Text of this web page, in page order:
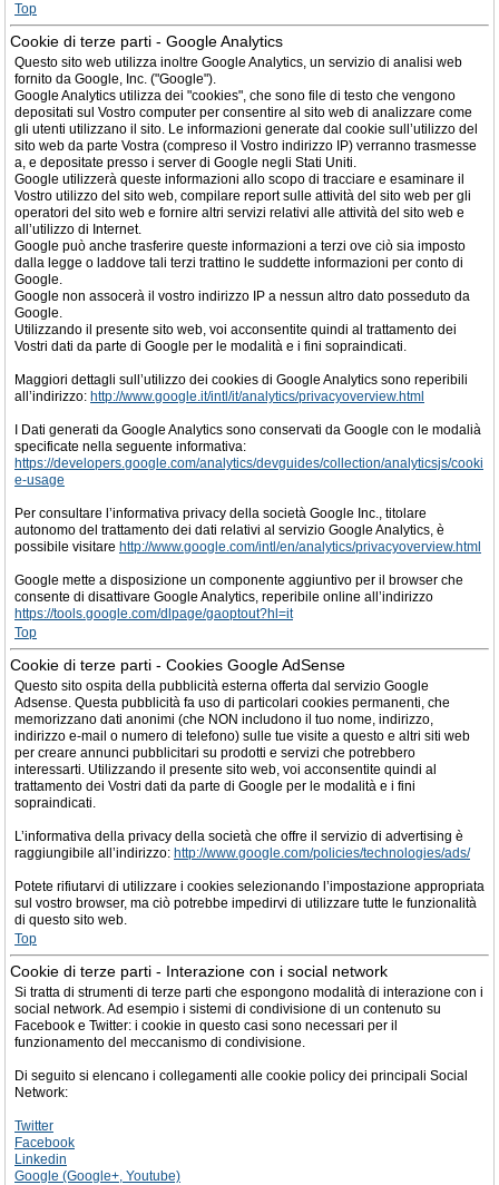
Top
Cookie di terze parti - Google Analytics
Questo sito web utilizza inoltre Google Analytics, un servizio di analisi web
fornito da Google, Inc. ("Google").
Google Analytics utilizza dei "cookies", che sono file di testo che vengono
depositati sul Vostro computer per consentire al sito web di analizzare come
gli utenti utilizzano il sito. Le informazioni generate dal cookie sull’utilizzo del
sito web da parte Vostra (compreso il Vostro indirizzo IP) verranno trasmesse
a, e depositate presso i server di Google negli Stati Uniti.
Google utilizzerà queste informazioni allo scopo di tracciare e esaminare il
Vostro utilizzo del sito web, compilare report sulle attività del sito web per gli
operatori del sito web e fornire altri servizi relativi alle attività del sito web e
all’utilizzo di Internet.
Google può anche trasferire queste informazioni a terzi ove ciò sia imposto
dalla legge o laddove tali terzi trattino le suddette informazioni per conto di
Google.
Google non assocerà il vostro indirizzo IP a nessun altro dato posseduto da
Google.
Utilizzando il presente sito web, voi acconsentite quindi al trattamento dei
Vostri dati da parte di Google per le modalità e i fini sopraindicati.
Maggiori dettagli sull’utilizzo dei cookies di Google Analytics sono reperibili
all’indirizzo: http://www.google.it/intl/it/analytics/privacyoverview.html
I Dati generati da Google Analytics sono conservati da Google con le modalià
specificate nella seguente informativa:
https://developers.google.com/analytics/devguides/collection/analyticsjs/cooki
e-usage
Per consultare l’informativa privacy della società Google Inc., titolare
autonomo del trattamento dei dati relativi al servizio Google Analytics, è
possibile visitare http://www.google.com/intl/en/analytics/privacyoverview.html
Google mette a disposizione un componente aggiuntivo per il browser che
consente di disattivare Google Analytics, reperibile online all’indirizzo
https://tools.google.com/dlpage/gaoptout?hl=it
Top
Cookie di terze parti - Cookies Google AdSense
Questo sito ospita della pubblicità esterna offerta dal servizio Google
Adsense. Questa pubblicità fa uso di particolari cookies permanenti, che
memorizzano dati anonimi (che NON includono il tuo nome, indirizzo,
indirizzo e-mail o numero di telefono) sulle tue visite a questo e altri siti web
per creare annunci pubblicitari su prodotti e servizi che potrebbero
interessarti. Utilizzando il presente sito web, voi acconsentite quindi al
trattamento dei Vostri dati da parte di Google per le modalità e i fini
sopraindicati.
L’informativa della privacy della società che offre il servizio di advertising è
raggiungibile all’indirizzo: http://www.google.com/policies/technologies/ads/
Potete rifiutarvi di utilizzare i cookies selezionando l’impostazione appropriata
sul vostro browser, ma ciò potrebbe impedirvi di utilizzare tutte le funzionalità
di questo sito web.
Top
Cookie di terze parti - Interazione con i social network
Si tratta di strumenti di terze parti che espongono modalità di interazione con i
social network. Ad esempio i sistemi di condivisione di un contenuto su
Facebook e Twitter: i cookie in questo casi sono necessari per il
funzionamento del meccanismo di condivisione.
Di seguito si elencano i collegamenti alle cookie policy dei principali Social
Network:
Twitter
Facebook
Linkedin
Google (Google+, Youtube)